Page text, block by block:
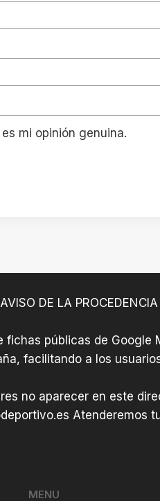
mi opinión genuina.
AVISO DE LA
públicas de
facilitando a los
no aparecer en este
Atenderemos
MENU